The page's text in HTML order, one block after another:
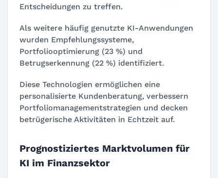
Entscheidungen zu treffen.
Als weitere häufig genutzte KI-Anwendungen
wurden Empfehlungssysteme,
Portfoliooptimierung (23 %) und
Betrugserkennung (22 %) identifiziert.
Diese Technologien ermöglichen eine
personalisierte Kundenberatung, verbessern
Portfoliomanagementstrategien und decken
betrügerische Aktivitäten in Echtzeit auf.
Prognostiziertes Marktvolumen für
KI im Finanzsektor